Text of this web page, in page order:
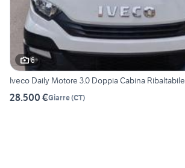
6
Iveco Daily Motore 3.0 Doppia Cabina Ribaltabile
28.500 €Giarre(CT)